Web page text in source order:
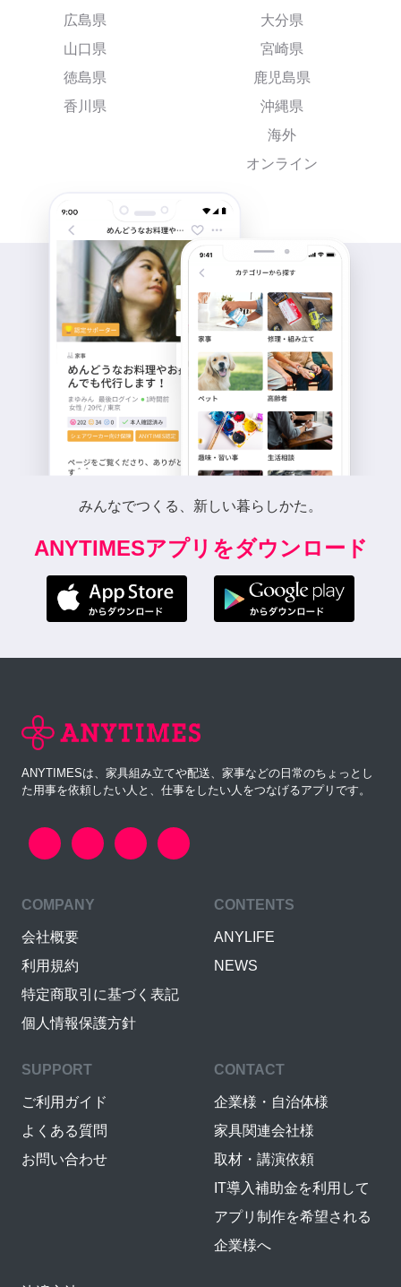
広島県
山口県
徳島県
香川県
大分県
宮崎県
鹿児島県
沖縄県
海外
オンライン
みんなでつくる、新しい暮らしかた。
ANYTIMESアプリをダウンロード
ANYTIMESは、家具組み立てや配送、家事などの日常のちょっとし
た用事を依頼したい人と、仕事をしたい人をつなげるアプリです。
COMPANY
会社概要
利用規約
特定商取引に基づく表記
個人情報保護方針
CONTENTS
ANYLIFE
NEWS
SUPPORT
ご利用ガイド
よくある質問
お問い合わせ
CONTACT
企業様・自治体様
家具関連会社様
取材・講演依頼
IT導入補助金を利用して
アプリ制作を希望される
企業様へ